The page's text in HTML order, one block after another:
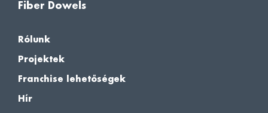
Fiber Dowels
Rólunk
Projektek
Franchise lehetőségek
Hír